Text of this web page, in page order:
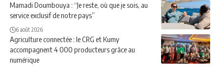
Mamadi Doumbouya : “Je reste, où que je sois, au
service exclusif de notre pays”
6 août 2026
Agriculture connectée : le CRG et Kumy
accompagnent 4 000 producteurs grâce au
numérique